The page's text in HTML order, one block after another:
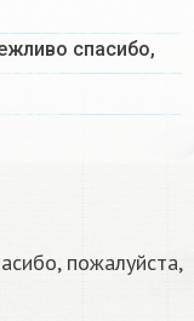
спасибо,
пожалуйста,